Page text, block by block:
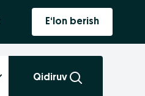
E‘lon berish
Qidiruv